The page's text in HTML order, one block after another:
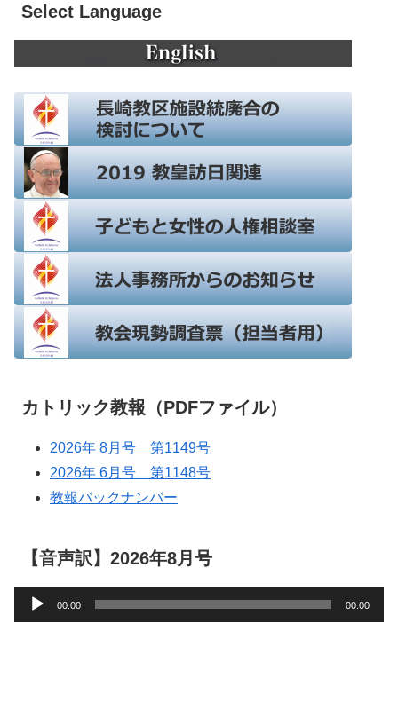
Select Language
カトリック教報（PDFファイル）
2026年 8月号 第1149号
2026年 6月号 第1148号
教報バックナンバー
【音声訳】2026年8月号
声
00:00 00:00